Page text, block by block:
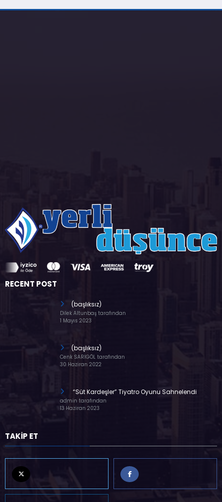
RECENT POST
(başlıksız)
Dilek Altunbaş tarafından
1 Mayıs 2023
(başlıksız)
Cenk SARIGÖL tarafından
30 Haziran 2022
“Süt Kardeşler” Tiyatro Oyunu Sahnelendi
admin tarafından
13 Haziran 2023
TAKİP ET